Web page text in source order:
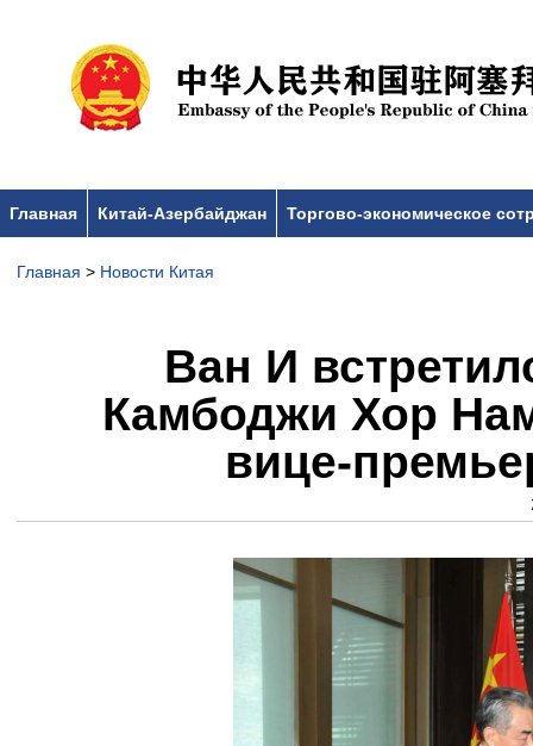
Главная Китай-Азербайджан Торгово-экономическое
Главная > Новости Китая
Ван И
Камбоджи Хор
вице-